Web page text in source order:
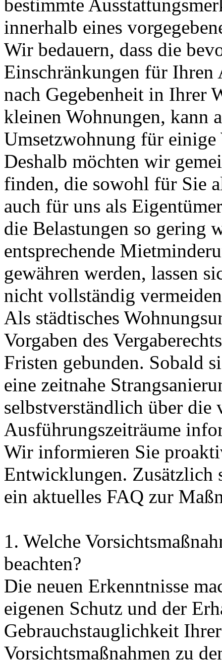
bestimmte
innerhalb eines
Wir bedauern, dass die
Einschränkungen für Ihren
nach Gegebenheit in Ihrer
kleinen Wohnungen, kann
Umsetzwohnung für
Deshalb möchten wir
finden, die sowohl für Sie
auch für uns als
die Belastungen so gering
entsprechende
gewähren werden, lassen
nicht vollständig
Als städtisches
Vorgaben des
Fristen gebunden. Sobald
eine zeitnahe
selbstverständlich über die
Ausführungszeiträume
Wir informieren Sie
Entwicklungen. Zusätzlich
ein aktuelles FAQ zur
1. Welche
beachten?
Die neuen Erkenntnisse
eigenen Schutz und der
Gebrauchstauglichkeit
Vorsichtsmaßnahmen zu